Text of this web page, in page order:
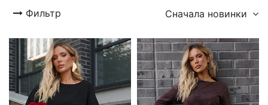
Фильтр Сначала новинки